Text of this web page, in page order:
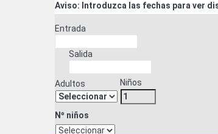
Aviso: Introduzca las fechas para ver
Entrada
Salida
Adultos Niños
Nº niños